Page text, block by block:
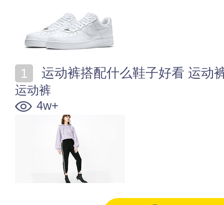
运动裤搭配什么鞋子好看 运动
运动裤
4w+